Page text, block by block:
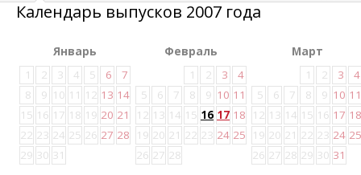
Календарь выпусков 2007 года
Январь
1
2 3 4 5 6
7
8
9 10 11 12 13 14
15 16 17 18 19 20 21
22 23 24 25 26 27 28
29 30 31
Февраль
1
2 3
4
5
6 7 8 9 10 11
12 13 14 15 16 17 18
19 20 21 22 23 24 25
26 27 28
Март
1
2 3
4
5
6 7 8 9 10 11
12 13 14 15 16 17 18
19 20 21 22 23 24 25
26 27 28 29 30 31